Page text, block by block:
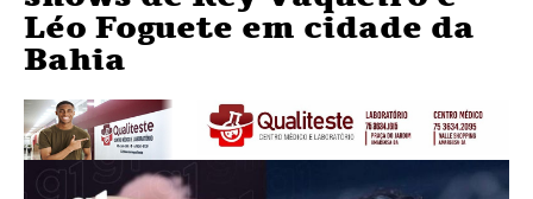
Léo Foguete em cidade da
Bahia